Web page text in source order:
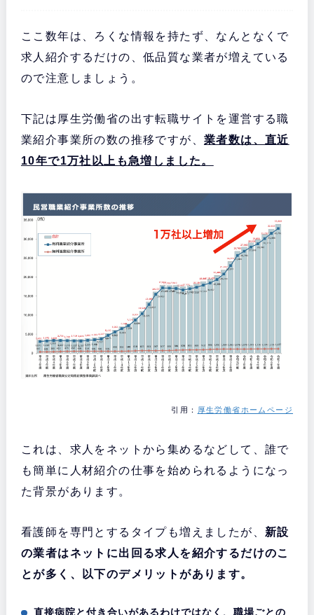
ここ数年は、ろくな情報を持たず、なんとなくで
求人紹介するだけの、低品質な業者が増えている
ので注意しましょう。
下記は厚生労働省の出す転職サイトを運営する職
業紹介事業所の数の推移ですが、 業者数は、直近
10年で1万社以上も急増しました。
引用： 厚生労働省ホームページ
これは、求人をネットから集めるなどして、誰で
も簡単に人材紹介の仕事を始められるようになっ
た背景があります。
看護師を専門とするタイプも増えましたが、 新設
の業者はネットに出回る求人を紹介するだけのこ
とが多く、以下のデメリットがあります。
直接病院と付き合いがあるわけではなく、職場ごとの